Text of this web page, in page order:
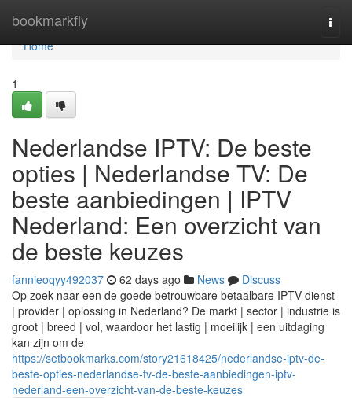
bookmarkfly
Home
Home
1
Nederlandse IPTV: De beste
opties | Nederlandse TV: De
beste aanbiedingen | IPTV
Nederland: Een overzicht van
de beste keuzes
fannieoqyy492037 62 days ago News
Discuss
Op zoek naar een de goede betrouwbare betaalbare IPTV dienst
| provider | oplossing in Nederland? De markt | sector | industrie is
groot | breed | vol, waardoor het lastig | moeilijk | een uitdaging
kan zijn om de
https://setbookmarks.com/story21618425/nederlandse-iptv-de-
beste-opties-nederlandse-tv-de-beste-aanbiedingen-iptv-
nederland-een-overzicht-van-de-beste-keuzes